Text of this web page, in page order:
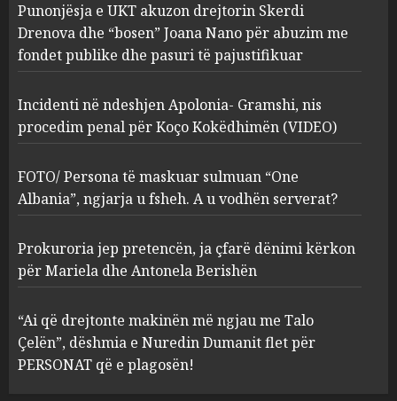
2
Apolonia- Gramshi, nis
procedim penal për Koço
Kokëdhimën (VIDEO)
MARCH 27, 2025
3
FOTO/ Persona të maskuar
sulmuan “One Albania”,
ngjarja u fsheh. A u vodhën
serverat?
MARCH 25, 2025
4
Prokuroria jep pretencën, ja
çfarë dënimi kërkon për
Berishën
MARCH 25, 2025
Punonjësja e UKT akuzon drejtorin Skerdi
Drenova dhe “bosen” Joana Nano për abuzim me
fondet publike dhe pasuri të pajustifikuar
Incidenti në ndeshjen Apolonia- Gramshi, nis
procedim penal për Koço Kokëdhimën (VIDEO)
FOTO/ Persona të maskuar sulmuan “One
Albania”, ngjarja u fsheh. A u vodhën serverat?
Prokuroria jep pretencën, ja çfarë dënimi kërkon
për Mariela dhe Antonela Berishën
“Ai që drejtonte makinën më ngjau me Talo
Çelën”, dëshmia e Nuredin Dumanit flet për
PERSONAT që e plagosën!